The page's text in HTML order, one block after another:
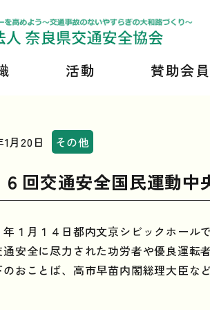
活動 賛助会員
月20日 その他
回交通安全国民運動
年１月１４日都内文京シビックホール
通安全に尽力された功労者や優良運転
のおことば、高市早苗内閣総理大臣な